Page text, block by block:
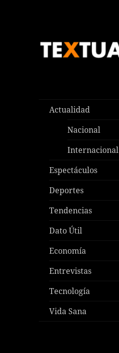
Actualidad
Nacional
Internacional
Espectáculos
Deportes
Tendencias
Dato Útil
Economía
Entrevistas
Tecnología
Vida Sana